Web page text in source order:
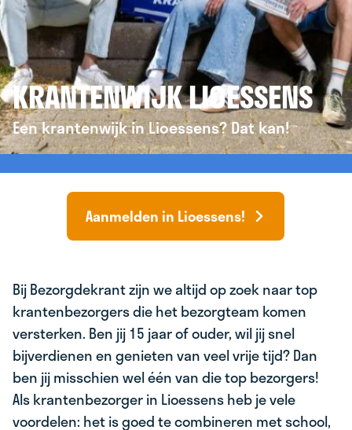
KRANTENWIJK LIOESSENS
Een krantenwijk in Lioessens? Dat kan!
Aanmelden in Lioessens!
Bij Bezorgdekrant zijn we altijd op zoek naar top
krantenbezorgers die het bezorgteam komen
versterken. Ben jij 15 jaar of ouder, wil jij snel
bijverdienen en genieten van veel vrije tijd? Dan
ben jij misschien wel één van die top bezorgers!
Als krantenbezorger in Lioessens heb je vele
voordelen: het is goed te combineren met school,